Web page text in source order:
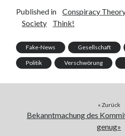
Published in Conspiracy
Society
Think!
Fake-News Gesellschaft
Politik Verschwörung
« Zurück
Bekanntmachung des
genug»